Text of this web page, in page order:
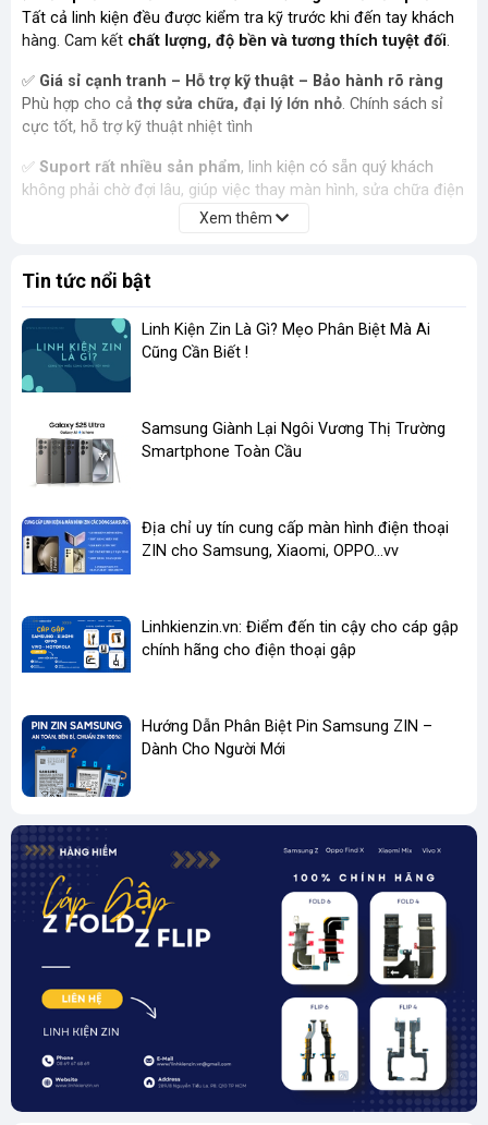
Tất cả linh kiện đều được kiểm tra kỹ trước khi đến tay khách
hàng. Cam kết chất lượng, độ bền và tương thích tuyệt đối.
✅ Giá sỉ cạnh tranh – Hỗ trợ kỹ thuật – Bảo hành rõ ràng
Phù hợp cho cả thợ sửa chữa, đại lý lớn nhỏ. Chính sách sỉ
cực tốt, hỗ trợ kỹ thuật nhiệt tình
✅ Suport rất nhiều sản phẩm, linh kiện có sẵn quý khách
không phải chờ đợi lâu, giúp việc thay màn hình, sửa chữa điện
thoại được dễ dàng suôn sẻ hơn
quốc
Hỗ trợ đổi trả nếu lỗi do nhà sản xuất.
Xem thêm
Tin tức nổi bật
Linh Kiện Zin Là Gì? Mẹo Phân Biệt Mà Ai
Cũng Cần Biết !
​Samsung Giành Lại Ngôi Vương Thị Trường
Smartphone Toàn Cầu
Địa chỉ uy tín cung cấp màn hình điện thoại
ZIN cho Samsung, Xiaomi, OPPO...vv
Linhkienzin.vn: Điểm đến tin cậy cho cáp gập
chính hãng cho điện thoại gập
Hướng Dẫn Phân Biệt Pin Samsung ZIN –
Dành Cho Người Mới